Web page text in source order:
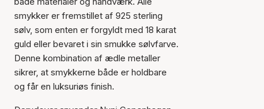
smykker er fremstillet af 925 sterling
sølv, som enten er forgyldt med 18 karat
guld eller bevaret i sin smukke sølvfarve.
Denne kombination af ædle metaller
sikrer, at smykkerne både er holdbare
og får en luksuriøs finish.